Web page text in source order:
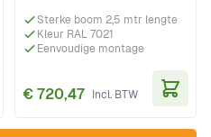
Sterke boom 2,5 mtr lengte
Kleur RAL 7021
Eenvoudige montage
€ 720,47